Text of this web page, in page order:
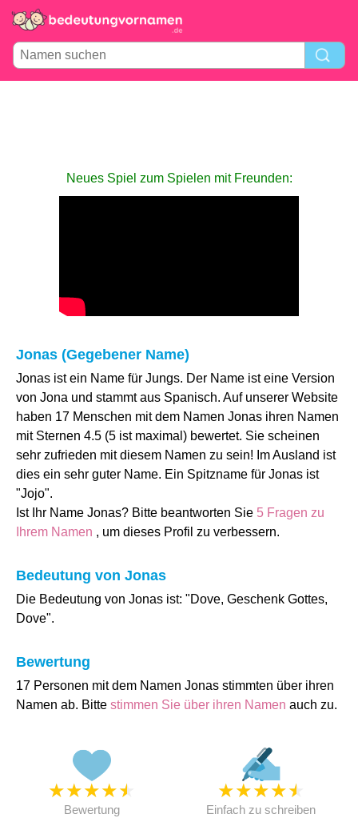
Neues Spiel zum Spielen mit Freunden:
Jonas (Gegebener Name)
Jonas ist ein Name für Jungs. Der Name ist eine Version
von Jona und stammt aus Spanisch. Auf unserer Website
haben 17 Menschen mit dem Namen Jonas ihren Namen
mit Sternen 4.5 (5 ist maximal) bewertet. Sie scheinen
sehr zufrieden mit diesem Namen zu sein! Im Ausland ist
dies ein sehr guter Name. Ein Spitzname für Jonas ist
"Jojo".
Ist Ihr Name Jonas? Bitte beantworten Sie 5 Fragen zu
Ihrem Namen , um dieses Profil zu verbessern.
Bedeutung von Jonas
Die Bedeutung von Jonas ist: "Dove, Geschenk Gottes,
Dove".
Bewertung
17 Personen mit dem Namen Jonas stimmten über ihren
Namen ab. Bitte stimmen Sie über ihren Namen auch zu.
★★★★★
Bewertung
★★★★★
Einfach zu schreiben